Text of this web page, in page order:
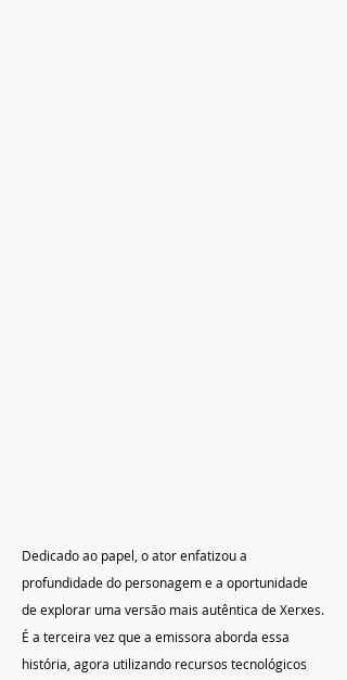
Dedicado ao papel, o ator enfatizou a
profundidade do personagem e a oportunidade
de explorar uma versão mais autêntica de Xerxes.
É a terceira vez que a emissora aborda essa
história, agora utilizando recursos tecnológicos